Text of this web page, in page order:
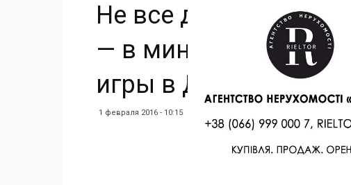
Не все донецкие —
— в министры!
игры в Донецкой ОГА
1 февраля 2016 - 10:15